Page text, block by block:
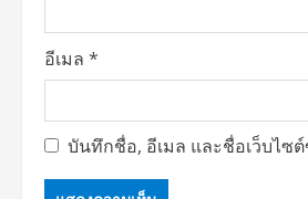
อีเมล *
บันทึกชื่อ, อีเมล และชื่อเว็บไซ